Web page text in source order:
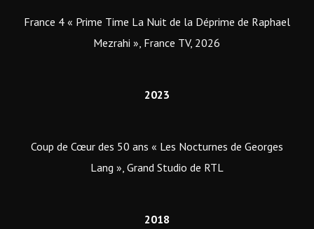
France 4 « Prime Time La Nuit de la Déprime de Raphael
Mezrahi », France TV, 2026
2023
Coup de Cœur des 50 ans « Les Nocturnes de Georges
Lang », Grand Studio de RTL
2018